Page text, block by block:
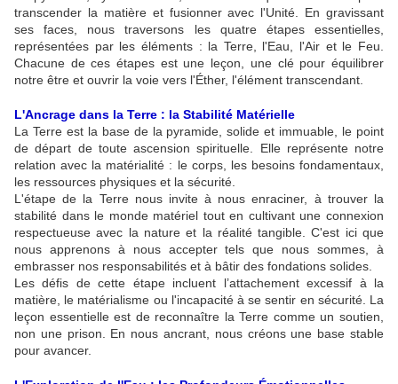
transcender la matière et fusionner avec l'Unité. En gravissant
ses faces, nous traversons les quatre étapes essentielles,
représentées par les éléments : la Terre, l'Eau, l'Air et le Feu.
Chacune de ces étapes est une leçon, une clé pour équilibrer
notre être et ouvrir la voie vers l'Éther, l'élément transcendant.
L'Ancrage dans la Terre : la Stabilité Matérielle
La Terre est la base de la pyramide, solide et immuable, le point
de départ de toute ascension spirituelle. Elle représente notre
relation avec la matérialité : le corps, les besoins fondamentaux,
les ressources physiques et la sécurité.
L'étape de la Terre nous invite à nous enraciner, à trouver la
stabilité dans le monde matériel tout en cultivant une connexion
respectueuse avec la nature et la réalité tangible. C'est ici que
nous apprenons à nous accepter tels que nous sommes, à
embrasser nos responsabilités et à bâtir des fondations solides.
Les défis de cette étape incluent l’attachement excessif à la
matière, le matérialisme ou l'incapacité à se sentir en sécurité. La
leçon essentielle est de reconnaître la Terre comme un soutien,
non une prison. En nous ancrant, nous créons une base stable
pour avancer.